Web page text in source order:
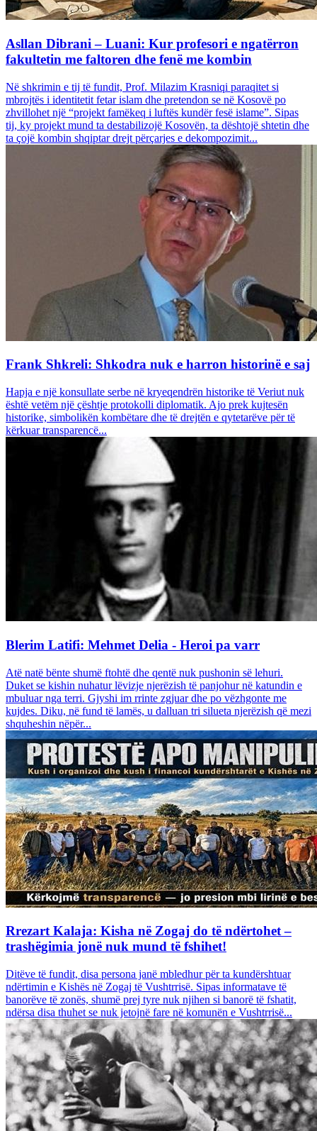
Asllan Dibrani – Luani: Kur profesori e ngatërron
fakultetin me faltoren dhe fenë me kombin
Në shkrimin e tij të fundit, Prof. Milazim Krasniqi paraqitet si
mbrojtës i identitetit fetar islam dhe pretendon se në Kosovë po
zhvillohet një “projekt famëkeq i luftës kundër fesë islame”. Sipas
tij, ky projekt mund ta destabilizojë Kosovën, ta dështojë shtetin dhe
ta çojë kombin shqiptar drejt përçarjes e dekompozimit...
Frank Shkreli: Shkodra nuk e harron historinë e saj
Hapja e një konsullate serbe në kryeqendrën historike të Veriut nuk
është vetëm një çështje protokolli diplomatik. Ajo prek kujtesën
historike, simbolikën kombëtare dhe të drejtën e qytetarëve për të
kërkuar transparencë...
Blerim Latifi: Mehmet Delia - Heroi pa varr
Atë natë bënte shumë ftohtë dhe qentë nuk pushonin së lehuri.
Duket se kishin nuhatur lëvizje njerëzish të panjohur në katundin e
mbuluar nga terri. Gjyshi im rrinte zgjuar dhe po vëzhgonte me
kujdes. Diku, në fund të lamës, u dalluan tri silueta njerëzish që mezi
shquheshin nëpër...
Rrezart Kalaja: Kisha në Zogaj do të ndërtohet –
trashëgimia jonë nuk mund të fshihet!
Ditëve të fundit, disa persona janë mbledhur për ta kundërshtuar
ndërtimin e Kishës në Zogaj të Vushtrrisë. Sipas informatave të
banorëve të zonës, shumë prej tyre nuk njihen si banorë të fshatit,
ndërsa disa thuhet se nuk jetojnë fare në komunën e Vushtrrisë...